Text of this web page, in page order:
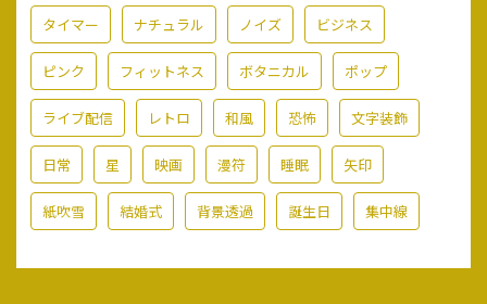
タイマー ナチュラル ノイズ ビジネス
ピンク フィットネス ボタニカル ポップ
ライブ配信 レトロ 和風 恐怖 文字装飾
日常 星 映画 漫符 睡眠 矢印
紙吹雪 結婚式 背景透過 誕生日 集中線